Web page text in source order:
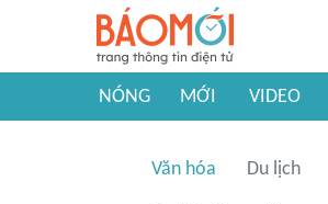
NÓNG MỚI VIDEO
Văn hóa Du lịch